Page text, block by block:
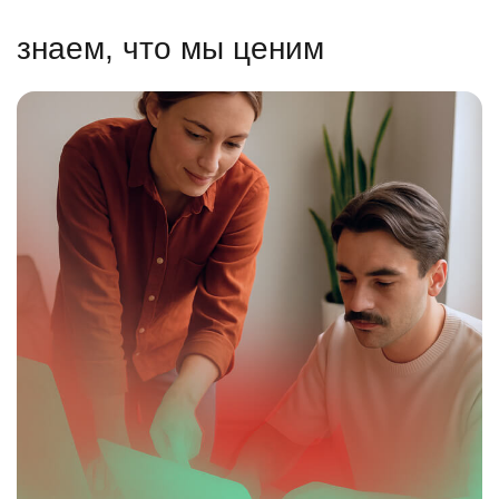
знаем, что мы ценим